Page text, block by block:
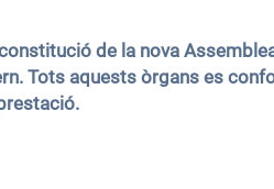
de la nova
Tots aquests òrgans es